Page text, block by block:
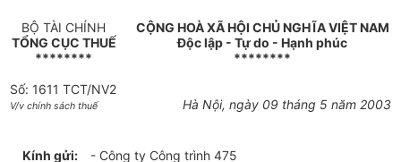
BỘ TÀI CHÍNH
TỔNG CỤC THUẾ
********
CỘNG HOÀ XÃ HỘI CHỦ NGHĨA VIỆT NAM
Độc lập - Tự do - Hạnh phúc
********
Số: 1611 TCT/NV2
V/v chính sách thuế Hà Nội, ngày 09 tháng 5 năm 2003
Kính gửi:
- Công ty Công trình 475